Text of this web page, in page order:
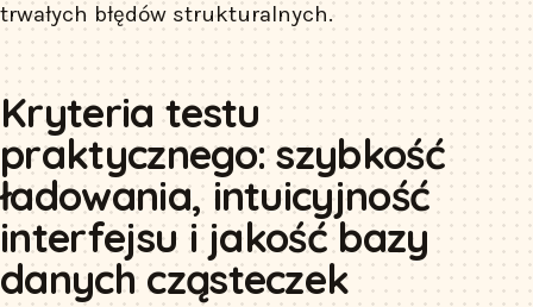
trwałych błędów strukturalnych.
Kryteria testu
praktycznego: szybkość
ładowania, intuicyjność
interfejsu i jakość bazy
danych cząsteczek